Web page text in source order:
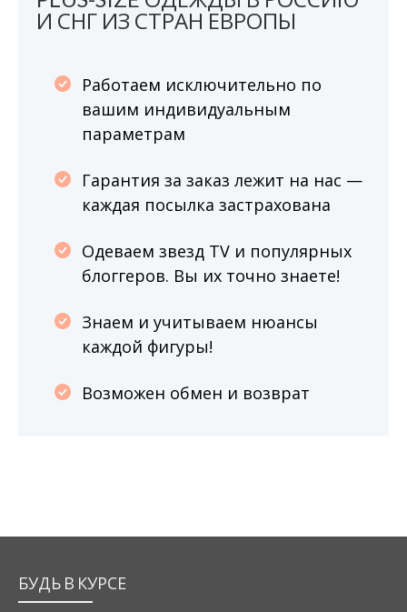
И СНГ ИЗ СТРАН ЕВРОПЫ
Работаем исключительно по
вашим индивидуальным
параметрам
Гарантия за заказ лежит на нас —
каждая посылка застрахована
Одеваем звезд TV и популярных
блоггеров. Вы их точно знаете!
Знаем и учитываем нюансы
каждой фигуры!
Возможен обмен и возврат
БУДЬ В КУРСЕ